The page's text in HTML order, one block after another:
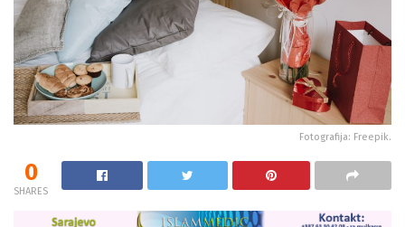
Fotografija: Freepik.
0
SHARES